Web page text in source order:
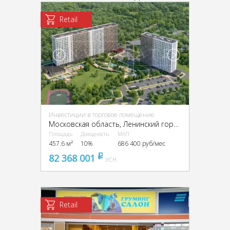
Retail
Инвестиции в торговое помещение
Московская область, Ленинский городской округ, посёлок Развилка
Площадь
457.6 м²
Доходность
10%
МАП
686 400 руб/мес
82 368 001 pуб
УСН
Retail